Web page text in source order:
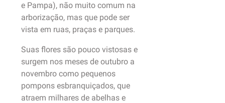
e Pampa), não muito comum na
arborização, mas que pode ser
vista em ruas, praças e parques.
Suas flores são pouco vistosas e
surgem nos meses de outubro a
novembro como pequenos
pompons esbranquiçados, que
atraem milhares de abelhas e